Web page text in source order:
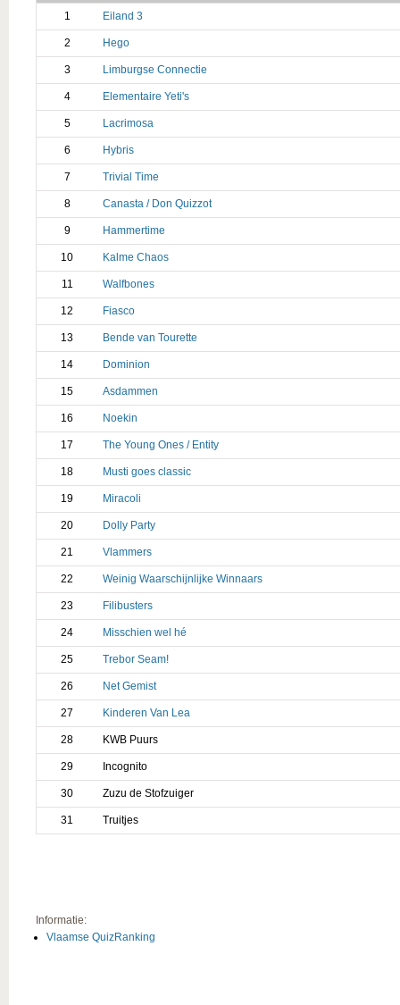
1 Eiland 3
2 Hego
3 Limburgse Connectie
4 Elementaire Yeti's
5 Lacrimosa
6 Hybris
7 Trivial Time
8 Canasta / Don Quizzot
9 Hammertime
10 Kalme Chaos
11 Walfbones
12 Fiasco
13 Bende van Tourette
14 Dominion
15 Asdammen
16 Noekin
17 The Young Ones / Entity
18 Musti goes classic
19 Miracoli
20 Dolly Party
21 Vlammers
22 Weinig Waarschijnlijke Winnaars
23 Filibusters
24 Misschien wel hé
25 Trebor Seam!
26 Net Gemist
27 Kinderen Van Lea
28 KWB Puurs
29 Incognito
30 Zuzu de Stofzuiger
31 Truitjes
Informatie:
Vlaamse QuizRanking